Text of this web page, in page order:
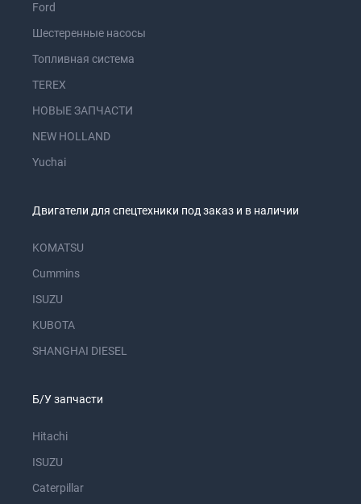
Ford
Шестеренные насосы
Топливная система
TEREX
НОВЫЕ ЗАПЧАСТИ
NEW HOLLAND
Yuchai
Двигатели для спецтехники под заказ и в наличии
KOMATSU
Cummins
ISUZU
KUBOTA
SHANGHAI DIESEL
Б/У запчасти
Hitachi
ISUZU
Caterpillar